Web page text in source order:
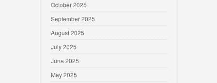
October 2025
September 2025
August 2025
July 2025
June 2025
May 2025